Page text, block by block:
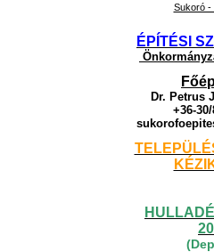
Sukoró -
ÉPÍTÉSI
Dr. Petrus
+36-